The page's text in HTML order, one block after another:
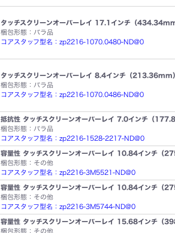
タッチスクリーンオーバーレイ 17.1インチ（434.34mm
梱包形態：バラ品
コアスタッフ型名：zp2216-1070.0480-ND@0
タッチスクリーンオーバーレイ 8.4インチ（213.36mm
梱包形態：バラ品
コアスタッフ型名：zp2216-1070.0486-ND@0
抵抗性 タッチスクリーンオーバーレイ 7.0インチ（
梱包形態：バラ品
コアスタッフ型名：zp2216-1528-2217-ND@0
容量性 タッチスクリーンオーバーレイ 10.84インチ（
梱包形態：その他
コアスタッフ型名：zp2216-3M5521-ND@0
容量性 タッチスクリーンオーバーレイ 10.84インチ（
梱包形態：その他
コアスタッフ型名：zp2216-3M5744-ND@0
容量性 タッチスクリーンオーバーレイ 15.68インチ（
梱包形態：その他